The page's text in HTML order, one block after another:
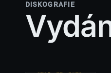
DISKOGRAFIE